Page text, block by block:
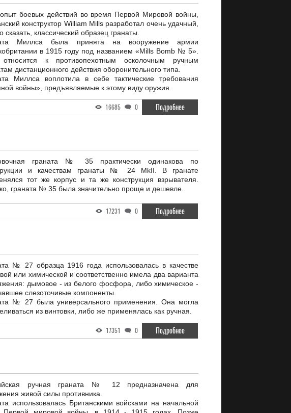
боевых действий во время Первой Мировой войны,
конструктор William Mills разработал очень удачный,
сказать, классический образец гранаты.
Миллса была принята на вооружение армии
в 1915 году под названием «Mills Bomb № 5».
к противопехотным осколочным ручным
дистанционного действия оборонительного типа.
Миллса воплотила в себе тактические требования
войны», предъявляемые к этому виду оружия.
16685 0 Подробнее
граната № 35 практически одинакова по
и качествам гранаты № 24 MkII. В гранате
тот же корпус и та же конструкция взрывателя.
граната № 35 была значительно проще и дешевле.
17231 0 Подробнее
№ 27 образца 1916 года использовалась в качестве
или химической и соответственно имела два варианта
дымовое - из белого фосфора, либо химическое -
слезоточивые компоненты.
№ 27 была универсального применения. Она могла
из винтовки, либо же применялась как ручная.
17351 0 Подробнее
ручная граната № 12 предназначена для
живой силы противника.
использовалась Британскими войсками на начальной